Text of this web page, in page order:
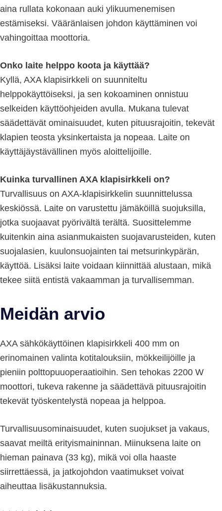
aina rullata kokonaan auki ylikuumenemisen
estämiseksi. Vääränlaisen johdon käyttäminen voi
vahingoittaa moottoria.
Onko laite helppo koota ja käyttää?
Kyllä, AXA klapisirkkeli on suunniteltu
helppokäyttöiseksi, ja sen kokoaminen onnistuu
selkeiden käyttöohjeiden avulla. Mukana tulevat
säädettävät ominaisuudet, kuten pituusrajoitin, tekevät
klapien teosta yksinkertaista ja nopeaa. Laite on
käyttäjäystävällinen myös aloittelijoille.
Kuinka turvallinen AXA klapisirkkeli on?
Turvallisuus on AXA-klapisirkkelin suunnittelussa
keskiössä. Laite on varustettu jämäköillä suojuksilla,
jotka suojaavat pyörivältä terältä. Suosittelemme
kuitenkin aina asianmukaisten suojavarusteiden, kuten
suojalasien, kuulonsuojainten tai metsurinkypärän,
käyttöä. Lisäksi laite voidaan kiinnittää alustaan, mikä
tekee siitä entistä vakaamman ja turvallisemman.
Meidän arvio
AXA sähkökäyttöinen klapisirkkeli 400 mm on
erinomainen valinta kotitalouksiin, mökkeilijöille ja
pieniin polttopuuoperaatioihin. Sen tehokas 2200 W
moottori, tukeva rakenne ja säädettävä pituusrajoitin
tekevät työskentelystä nopeaa ja helppoa.
Turvallisuusominaisuudet, kuten suojukset ja vakaus,
saavat meiltä erityismaininnan. Miinuksena laite on
hieman painava (33 kg), mikä voi olla haaste
siirrettäessä, ja jatkojohdon vaatimukset voivat
aiheuttaa lisäkustannuksia.